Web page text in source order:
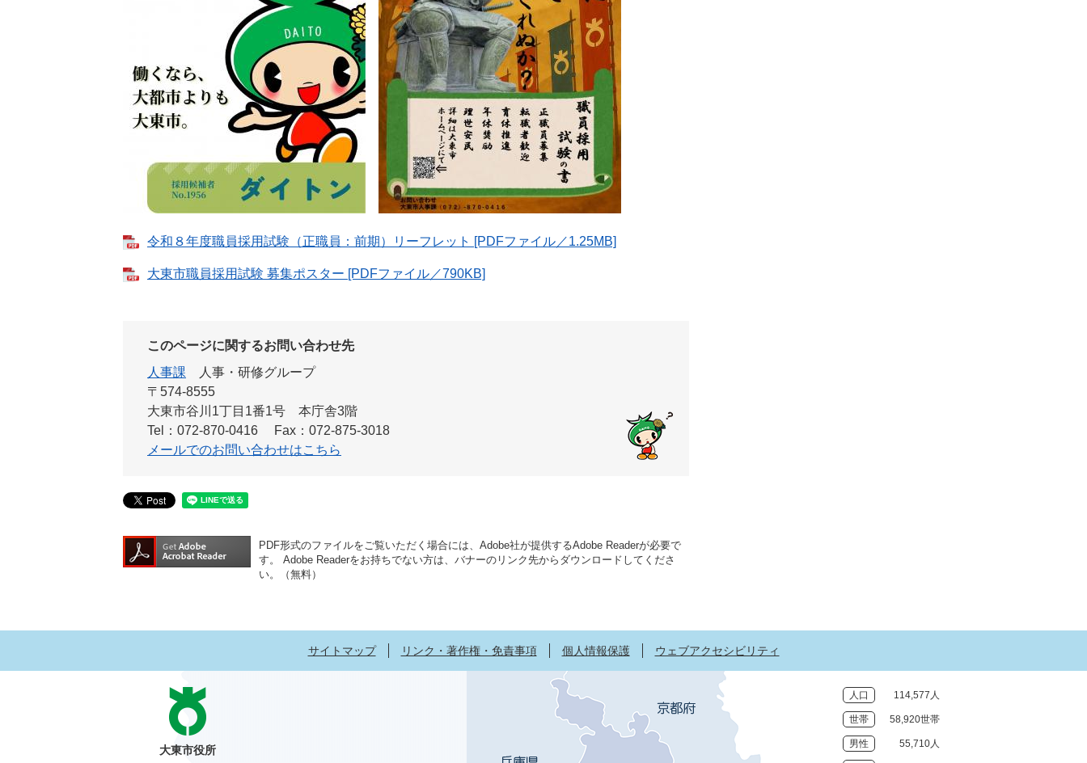
令和８年度職員採用試験（正職員：前期）リーフレット [PDFファイル／1.25MB]
大東市職員採用試験 募集ポスター [PDFファイル／790KB]
このページに関するお問い合わせ先
人事課
人事・研修グループ
〒574-8555
大東市谷川1丁目1番1号 本庁舎3階
Tel：072-870-0416
Fax：072-875-3018
メールでのお問い合わせはこちら
PDF形式のファイルをご覧いただく場合には、Adobe社が提供するAdobe Readerが必要で
す。
Adobe Readerをお持ちでない方は、バナーのリンク先からダウンロードしてくださ
い。（無料）
サイトマップ リンク・著作権・免責事項 個人情報保護 ウェブアクセシビリティ
人口 114,577人
世帯 58,920世帯
男性 55,710人
大東市役所